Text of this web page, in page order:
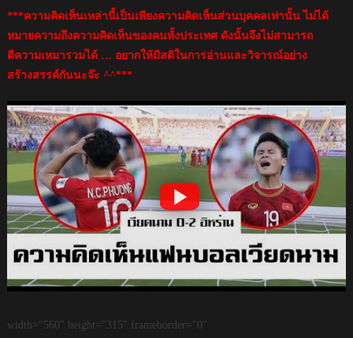
***ความคิดเห็นเหล่านี้เป็นเพียงความคิดเห็นส่วนบุคคลเท่านั้น ไม่ได้
หมายความถึงความคิดเห็นของคนทั้งประเทศ ดังนั้นจึงไม่สามารถ
ตีความเหมารวมได้ … อยากให้มีสติในการอ่านและวิจารณ์อย่าง
สร้างสรรค์กันนะจ๊ะ ^^***
width="560" height="315" frameborder="0"